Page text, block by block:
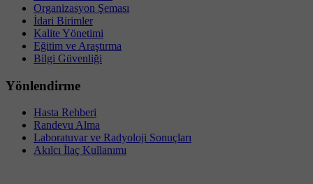
Organizasyon Şeması
İdari Birimler
Kalite Yönetimi
Eğitim ve Araştırma
Bilgi Güvenliği
Yönlendirme
Hasta Rehberi
Randevu Alma
Laboratuvar ve Radyoloji Sonuçları
Akılcı İlaç Kullanımı